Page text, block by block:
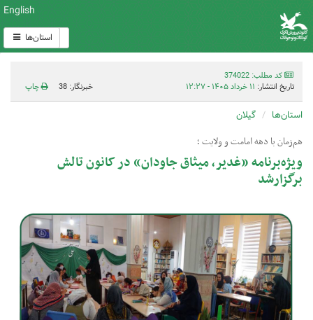
English
استان‌ها
کد مطلب: 374022
تاریخ انتشار: ۱۱ خرداد ۱۴۰۵ - ۱۲:۲۷ خبرنگار: 38 چاپ
استان‌ها گیلان
هم‌زمان با دهه امامت و ولایت ؛
ویژه‌برنامه «غدیر، میثاق جاودان» در کانون تالش
برگزارشد